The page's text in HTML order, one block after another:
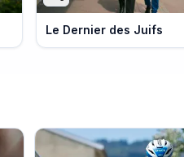
Le Dernier des Juifs